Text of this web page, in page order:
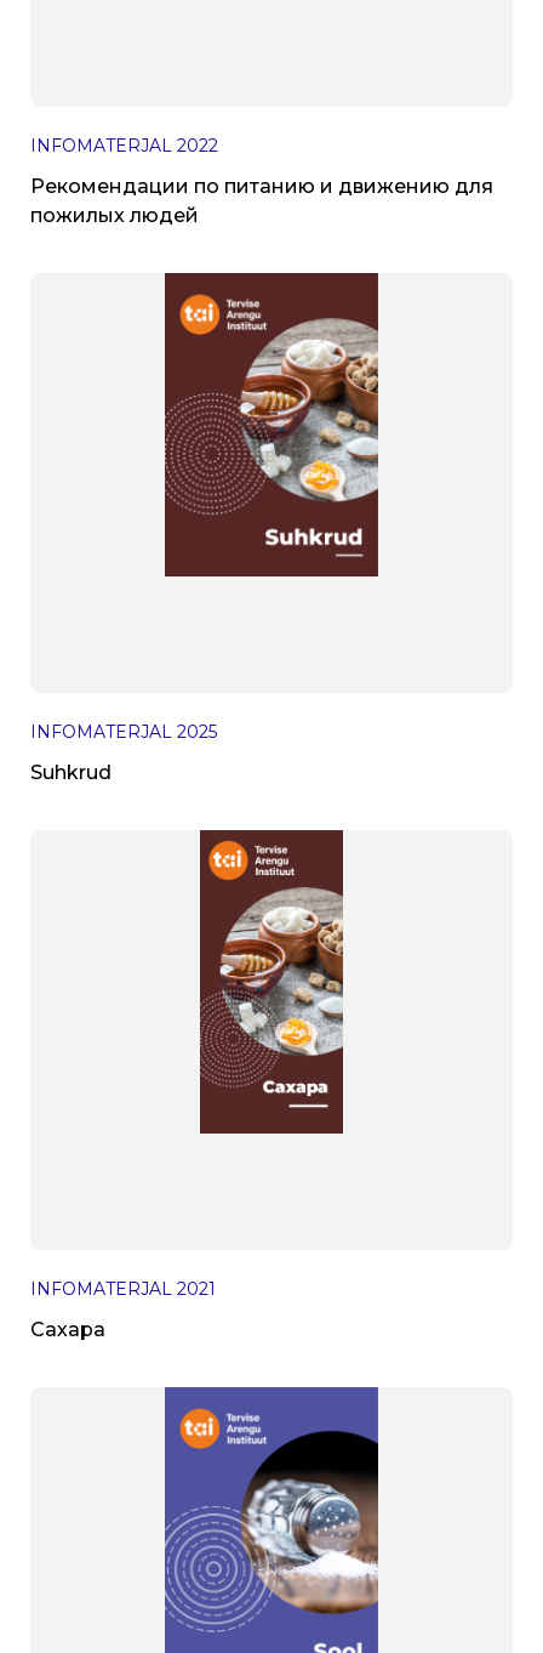
INFOMATERJAL 2022
Рекомендации по питанию и движению для
пожилых людей
INFOMATERJAL 2025
Suhkrud
INFOMATERJAL 2021
Сахара